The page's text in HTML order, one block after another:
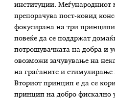
институции.
препорачува пост-ковид
фокусирана на три
повеќе да се поддржат
потрошувачката на добра и
овозможи зачувување на
на граѓаните и
Вториот принцип е да се
принцип на добро фискално